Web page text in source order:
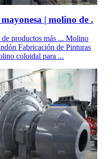
| molino de .
productos más ... Molino
Fabricación de Pinturas
coloidal para ...